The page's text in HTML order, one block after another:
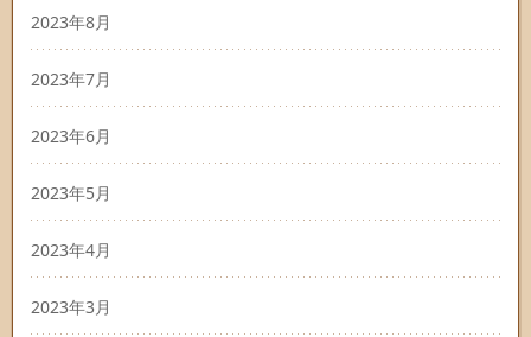
2023年8月
2023年7月
2023年6月
2023年5月
2023年4月
2023年3月